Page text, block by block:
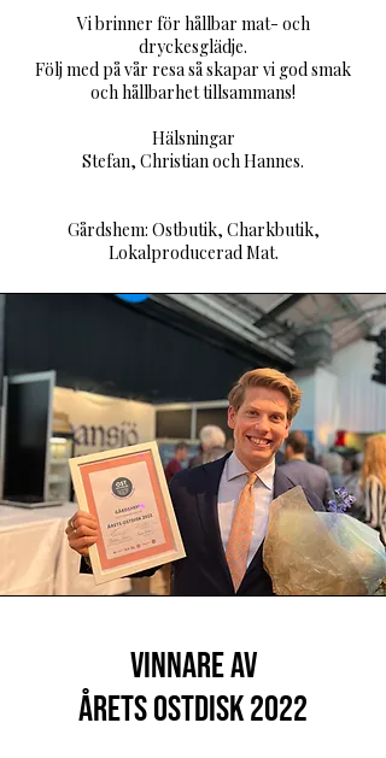
Vi brinner för hållbar mat- och
dryckesglädje.
Följ med på vår resa så skapar vi god smak
och hållbarhet tillsammans!
Hälsningar
Stefan, Christian och Hannes.
Gårdshem: Ostbutik, Charkbutik,
Lokalproducerad Mat.
Vinnare av
Årets Ostdisk 2022